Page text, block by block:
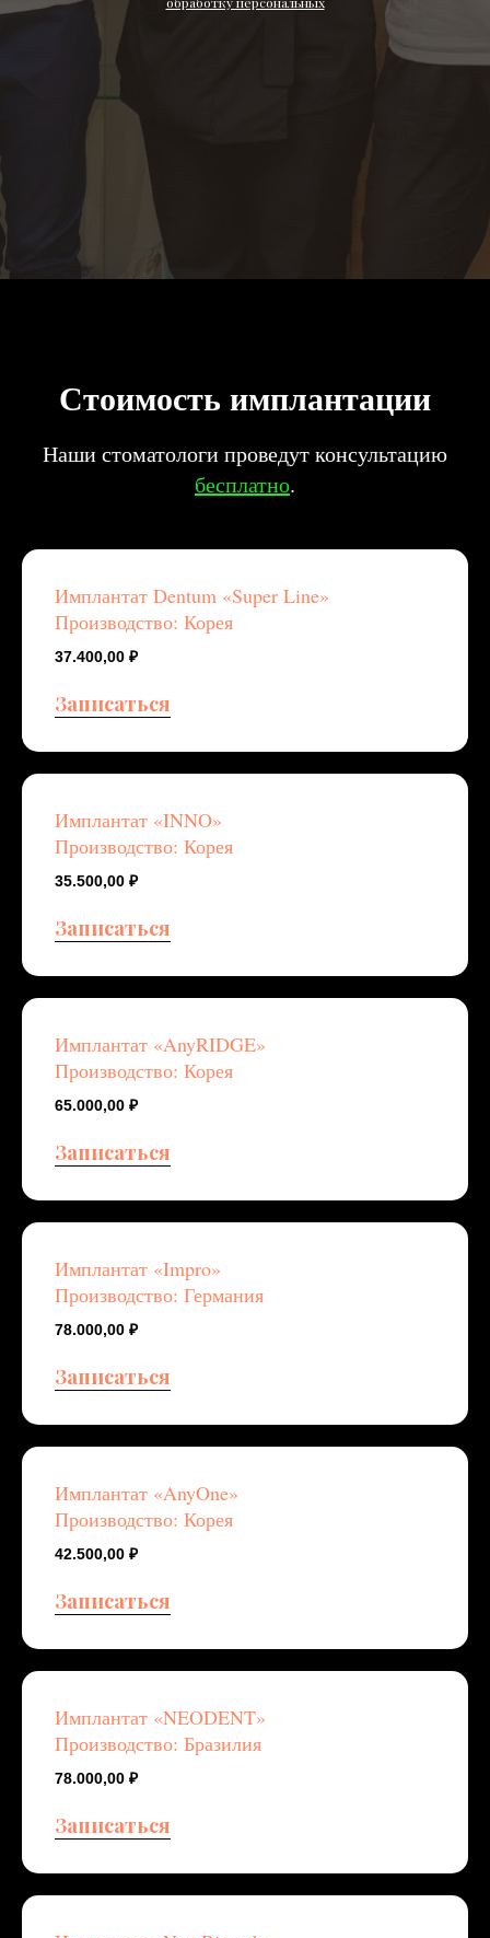
Стоимость имплантации
Наши стоматологи проведут консультацию
бесплатно.
Имплантат Dentum «Super Line»
Производство: Корея
37.400,00 ₽
Записаться
Имплантат «INNO»
Производство: Корея
35.500,00 ₽
Записаться
Имплантат «AnyRIDGE»
Производство: Корея
65.000,00 ₽
Записаться
Имплантат «Impro»
Производство: Германия
78.000,00 ₽
Записаться
Имплантат «AnyOne»
Производство: Корея
42.500,00 ₽
Записаться
Имплантат «NEODENT»
Производство: Бразилия
78.000,00 ₽
Записаться